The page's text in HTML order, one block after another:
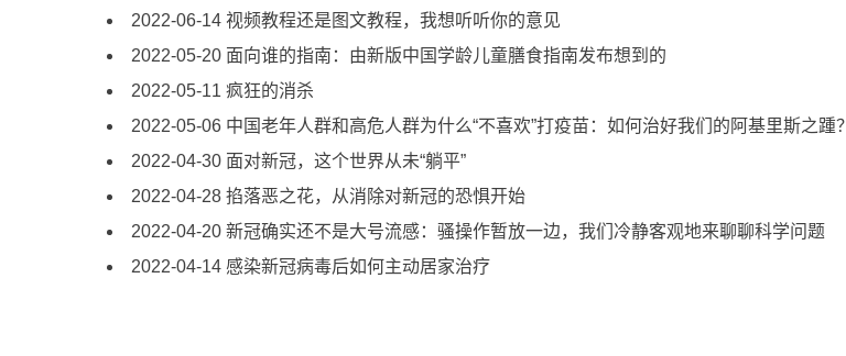
2022-06-14 视频教程还是图文教程，我想听听你的意见
2022-05-20 面向谁的指南：由新版中国学龄儿童膳食指南发布想到的
2022-05-11 疯狂的消杀
2022-05-06 中国老年人群和高危人群为什么“不喜欢”打疫苗：如何治好我们的阿基里斯之踵？
2022-04-30 面对新冠，这个世界从未“躺平”
2022-04-28 掐落恶之花，从消除对新冠的恐惧开始
2022-04-20 新冠确实还不是大号流感：骚操作暂放一边，我们冷静客观地来聊聊科学问题
2022-04-14 感染新冠病毒后如何主动居家治疗